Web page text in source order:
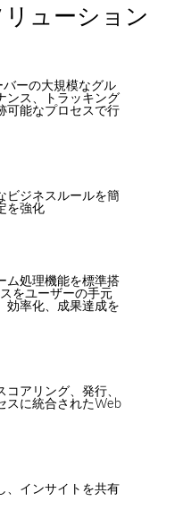
ューション
ーの大規模なグル
ンス、トラッキング
可能なプロセスで行
ビジネスルールを簡
を強化
ム処理機能を標準搭
をユーザーの手元
効率化、成果達成を
アリング、発行、
スに統合されたWeb
、インサイトを共有